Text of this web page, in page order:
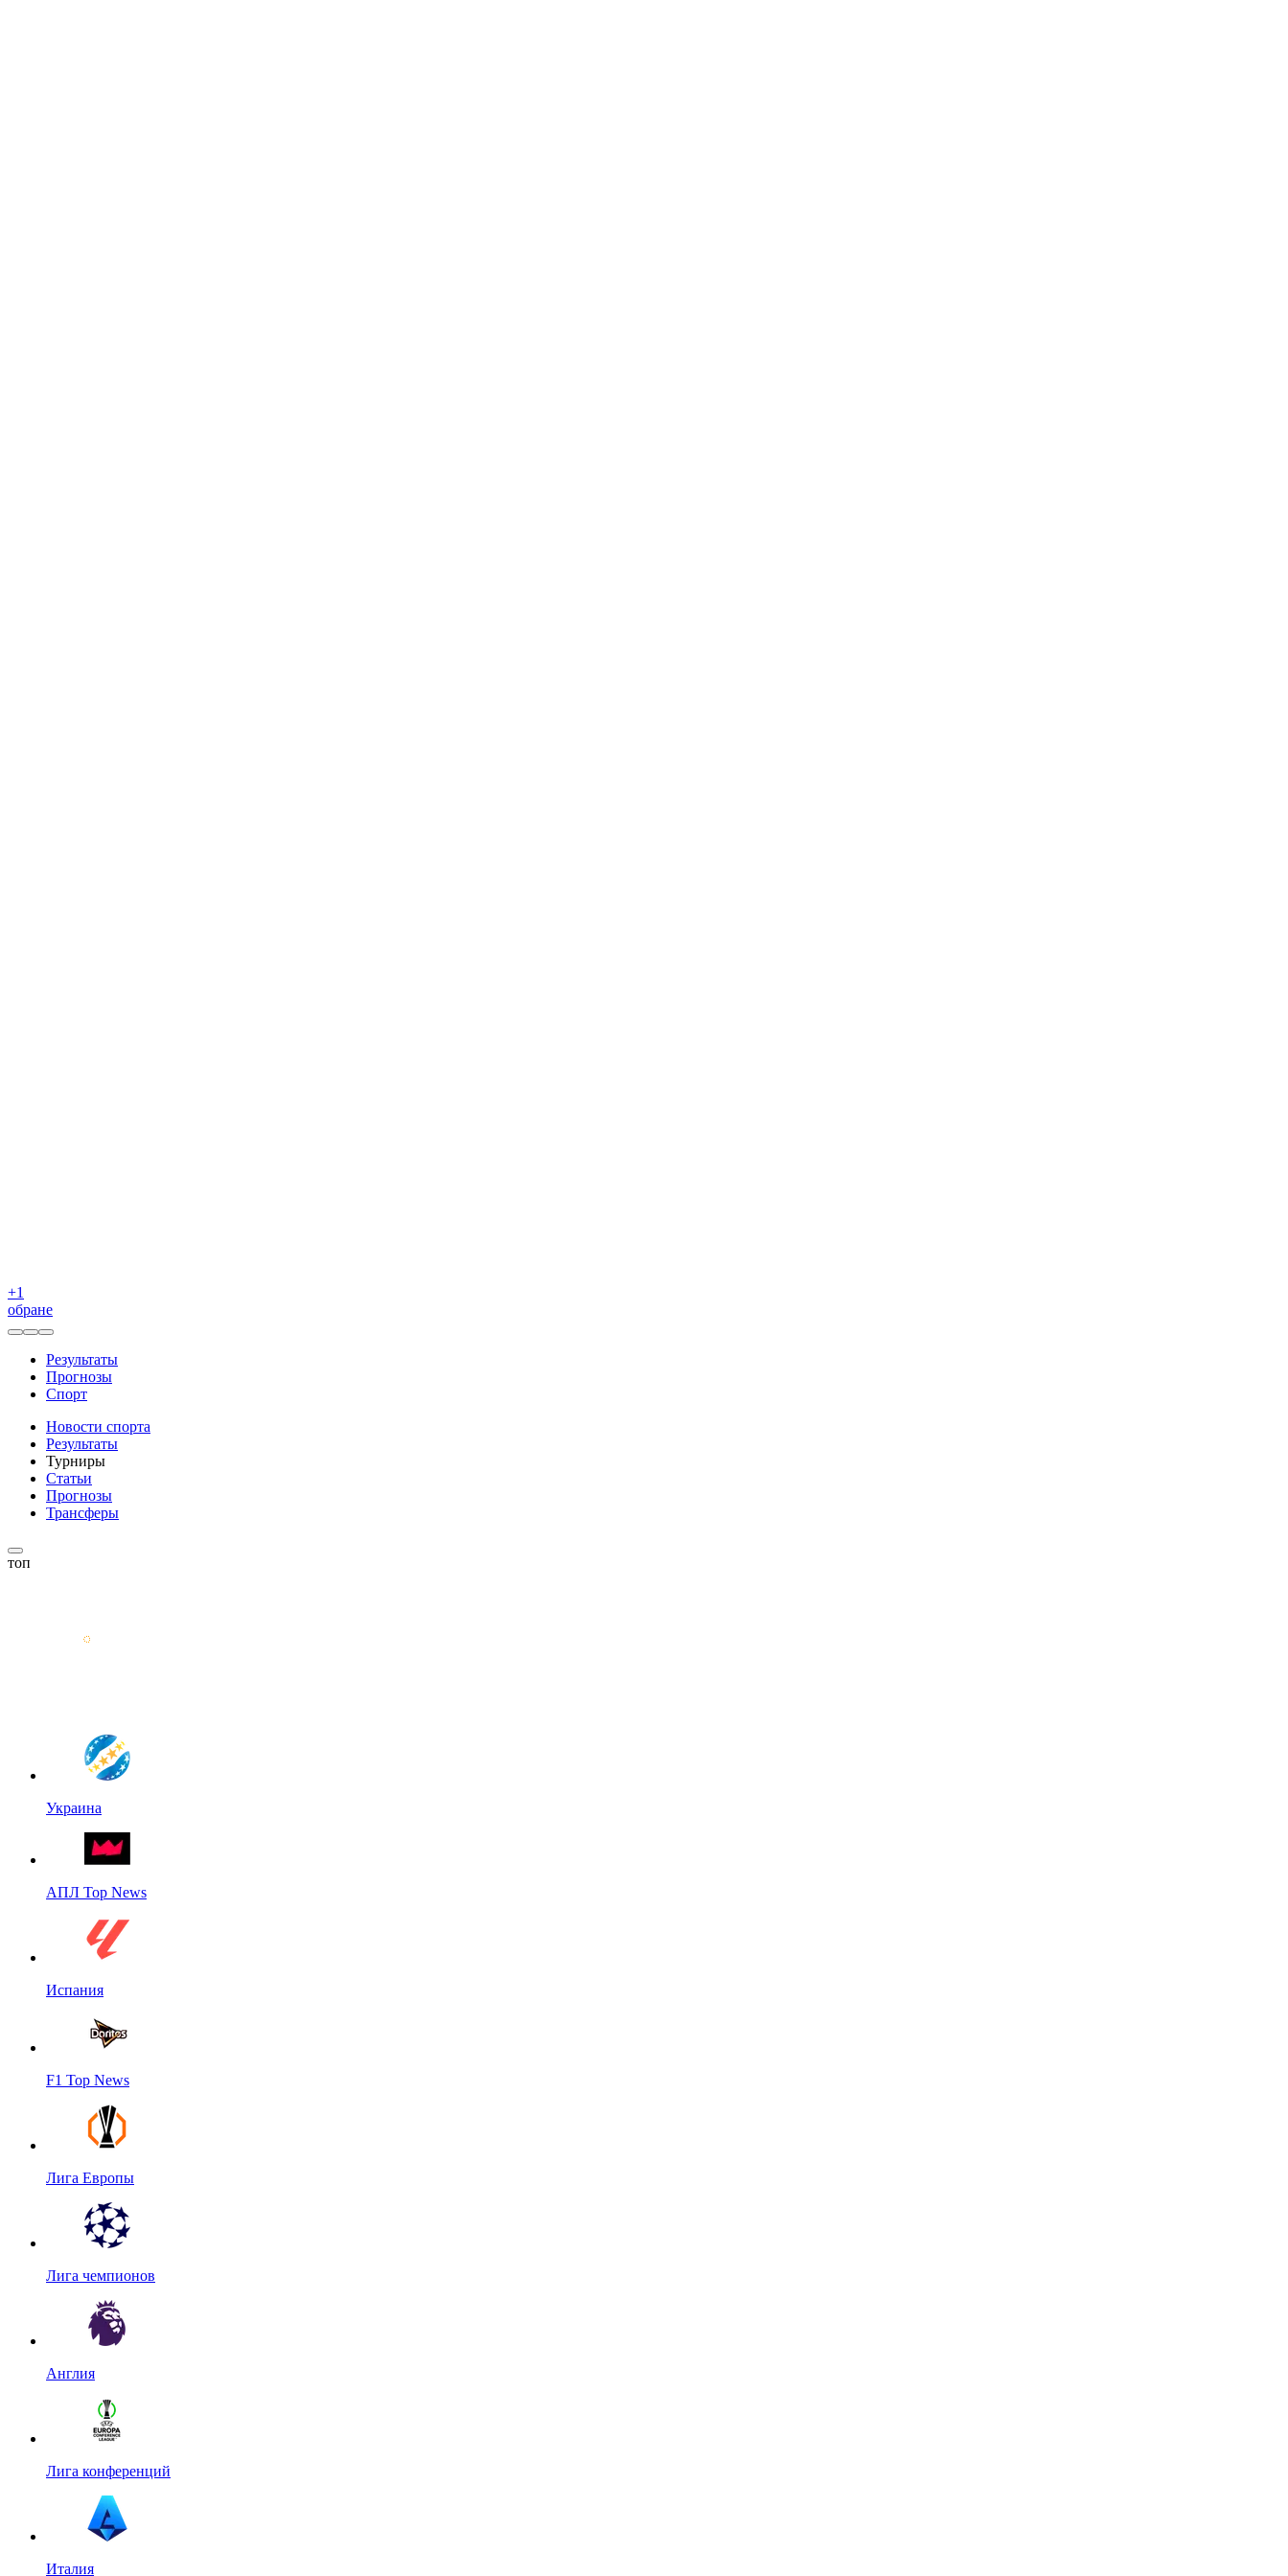
+1
обране
Результаты
Прогнозы
Спорт
Новости спорта
Результаты
Турниры
Статьи
Прогнозы
Трансферы
топ
Украина
АПЛ Top News
Испания
F1 Top News
Лига Европы
Лига чемпионов
Англия
Лига конференций
Италия